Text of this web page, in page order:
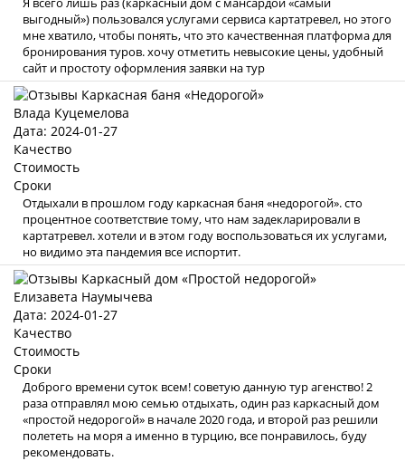
выгодный») пользовался услугами сервиса картатревел, но этого
мне хватило, чтобы понять, что это качественная платформа для
бронирования туров. хочу отметить невысокие цены, удобный
сайт и простоту оформления заявки на тур
Влада Куцемелова
Дата: 2024-01-27
Качество
Стоимость
Сроки
Отдыхали в прошлом году каркасная баня «недорогой». сто
процентное соответствие тому, что нам задекларировали в
картатревел. хотели и в этом году воспользоваться их услугами,
но видимо эта пандемия все испортит.
Елизавета Наумычева
Дата: 2024-01-27
Качество
Стоимость
Сроки
Доброго времени суток всем! советую данную тур агенство! 2
раза отправлял мою семью отдыхать, один раз каркасный дом
«простой недорогой» в начале 2020 года, и второй раз решили
полететь на моря а именно в турцию, все понравилось, буду
рекомендовать.